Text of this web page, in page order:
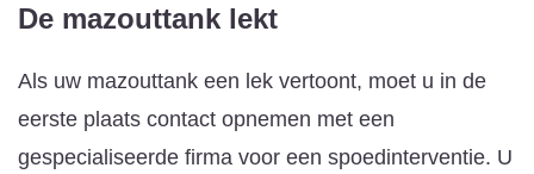
De mazouttank lekt
Als uw mazouttank een lek vertoont, moet u in de
eerste plaats contact opnemen met een
gespecialiseerde firma voor een spoedinterventie. U